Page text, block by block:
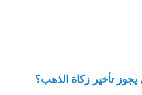
تأخير زكاة الذهب؟